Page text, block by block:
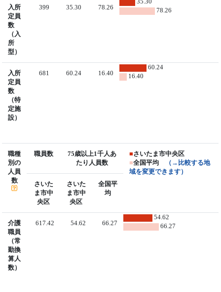
入所
定員
数
（入
所
型）
399 35.30 78.26
78.26
入所
定員
数
（特
定施
設）
681 60.24 16.40
60.24
16.40
職種
別の
人員
数
職員数
75歳以上1千人あ
たり人員数
■さいたま市中央区
■全国平均
（→比較する地
域を変更できます）
さいた
ま市中
央区
さいた
ま市中
央区
全国平
均
介護
職員
（常
勤換
算人
数）
617.42 54.62 66.27
54.62
66.27